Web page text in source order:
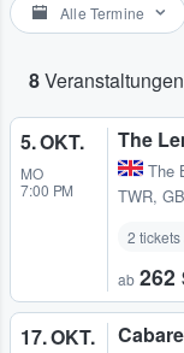
Alle Termine
8
5. OKT.
MO
7:00 PM
The
The
TWR, GB
2
ab 262
17. OKT.